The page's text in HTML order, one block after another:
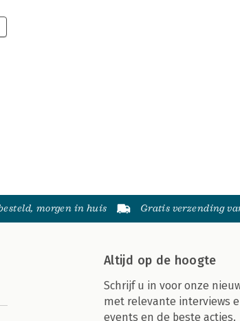
morgen in huis Gratis verzending
Altijd op de hoogte
Schrijf u in voor onze
met relevante interviews
events en de beste acties.